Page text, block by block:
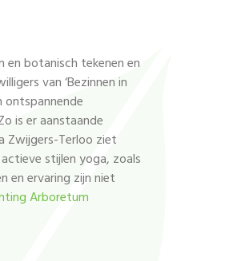
botanisch tekenen en
van ‘Bezinnen in
ontspannende
is er aanstaande
Zwijgers-Terloo ziet
stijlen yoga, zoals
en ervaring zijn niet
Arboretum